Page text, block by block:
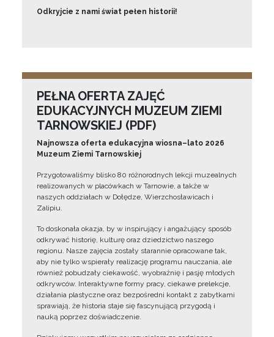
Odkryjcie z nami świat pełen historii!
PEŁNA OFERTA ZAJĘĆ
EDUKACYJNYCH MUZEUM ZIEMI
TARNOWSKIEJ (PDF)
Najnowsza oferta edukacyjna wiosna–lato 2026
Muzeum Ziemi Tarnowskiej
Przygotowaliśmy blisko 80 różnorodnych lekcji muzealnych
realizowanych w placówkach w Tarnowie, a także w
naszych oddziałach w Dołędze, Wierzchosławicach i
Zalipiu.
To doskonała okazja, by w inspirujący i angażujący sposób
odkrywać historię, kulturę oraz dziedzictwo naszego
regionu. Nasze zajęcia zostały starannie opracowane tak,
aby nie tylko wspierały realizację programu nauczania, ale
również pobudzały ciekawość, wyobraźnię i pasję młodych
odkrywców. Interaktywne formy pracy, ciekawe prelekcje,
działania plastyczne oraz bezpośredni kontakt z zabytkami
sprawiają, że historia staje się fascynującą przygodą i
nauką poprzez doświadczenie.